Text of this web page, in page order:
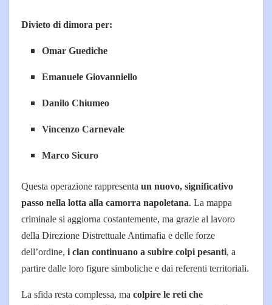
Divieto di dimora per:
Omar Guediche
Emanuele Giovanniello
Danilo Chiumeo
Vincenzo Carnevale
Marco Sicuro
Questa operazione rappresenta un nuovo, significativo
passo nella lotta alla camorra napoletana. La mappa
criminale si aggiorna costantemente, ma grazie al lavoro
della Direzione Distrettuale Antimafia e delle forze
dell’ordine, i clan continuano a subire colpi pesanti, a
partire dalle loro figure simboliche e dai referenti territoriali.
La sfida resta complessa, ma colpire le reti che